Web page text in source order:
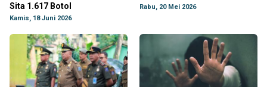
Sita 1.617 Botol
Kamis, 18 Juni 2026
Rabu, 20 Mei 2026